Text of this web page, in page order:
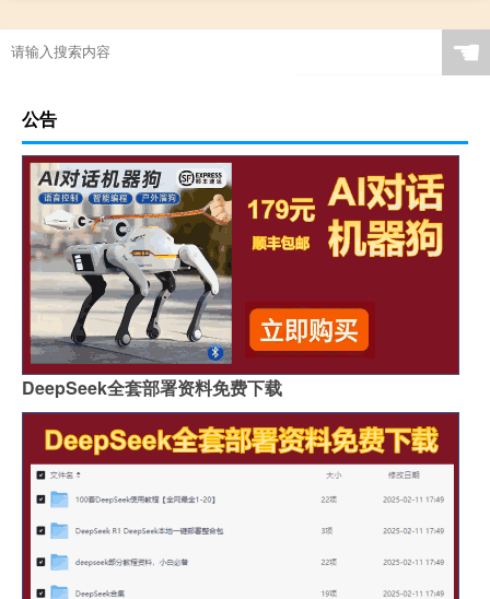
☚
公告
DeepSeek全套部署资料免费下载